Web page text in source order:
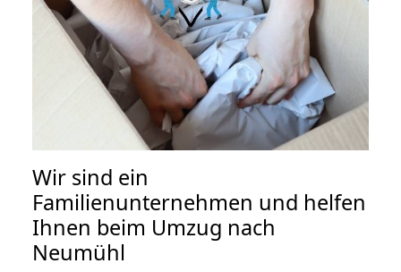
Wir sind ein
Familienunternehmen und helfen
Ihnen beim Umzug nach
Neumühl